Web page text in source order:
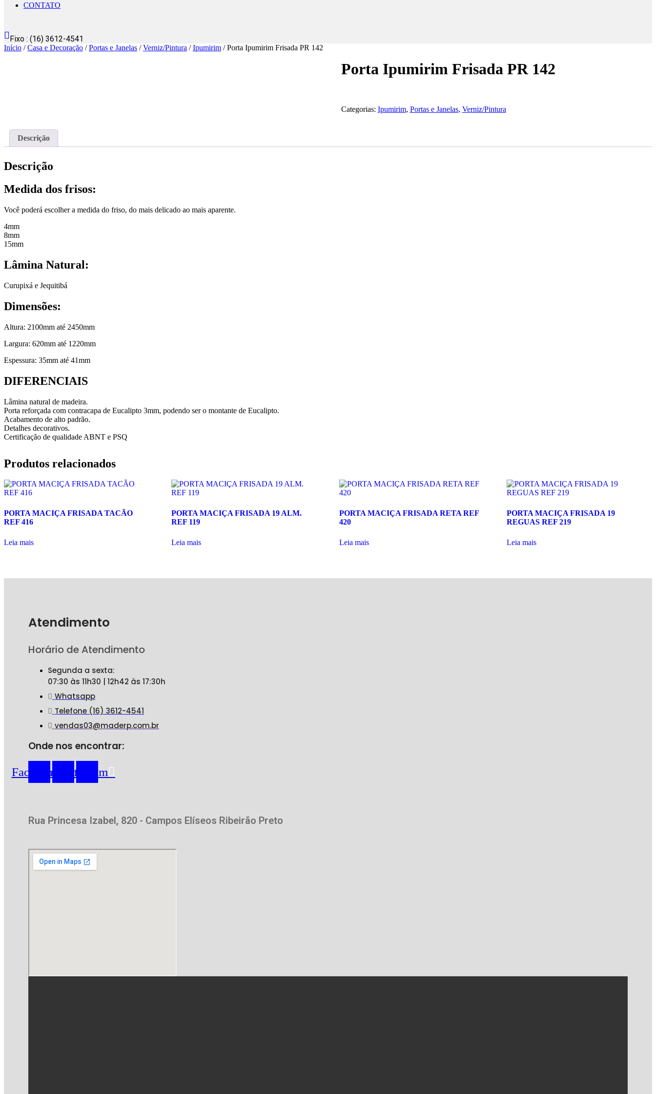
CONTATO
Fixo : (16) 3612-4541
Início /Casa e Decoração /Portas e Janelas /Verniz/Pintura /Ipumirim / Porta Ipumirim Frisada PR 142
Porta Ipumirim Frisada PR 142
Categorias: Ipumirim, Portas e Janelas, Verniz/Pintura
Descrição
Descrição
Medida dos frisos:
Você poderá escolher a medida do friso, do mais delicado ao mais aparente.
4mm
8mm
15mm
Lâmina Natural:
Curupixá e Jequitibá
Dimensões:
Altura: 2100mm até 2450mm
Largura: 620mm até 1220mm
Espessura: 35mm até 41mm
DIFERENCIAIS
Lâmina natural de madeira.
Porta reforçada com contracapa de Eucalipto 3mm, podendo ser o montante de Eucalipto.
Acabamento de alto padrão.
Detalhes decorativos.
Certificação de qualidade ABNT e PSQ
Produtos relacionados
PORTA MACIÇA FRISADA TACÃO
REF 416
Leia mais
PORTA MACIÇA FRISADA 19 ALM.
REF 119
Leia mais
PORTA MACIÇA FRISADA RETA REF
420
Leia mais
PORTA MACIÇA FRISADA 19
REGUAS REF 219
Leia mais
Atendimento
Horário de Atendimento
Segunda a sexta:
07:30 às 11h30 | 12h42 às 17:30h
Whatsapp
Telefone (16) 3612-4541
vendas03@maderp.com.br
Onde nos encontrar:
FacebookWhatsappInstagram
Rua Princesa Izabel, 820 - Campos Elíseos Ribeirão Preto